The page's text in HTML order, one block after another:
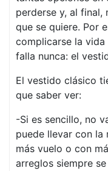
perderse y, al final,
que se quiere. Por
complicarse la
falla nunca: el
El vestido clásico
que saber ver:
-Si es sencillo, no
puede llevar con la
más vuelo o con
arreglos siempre